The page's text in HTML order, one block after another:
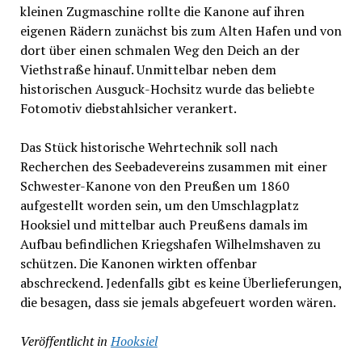
kleinen Zugmaschine rollte die Kanone auf ihren
eigenen Rädern zunächst bis zum Alten Hafen und von
dort über einen schmalen Weg den Deich an der
Viethstraße hinauf. Unmittelbar neben dem
historischen Ausguck-Hochsitz wurde das beliebte
Fotomotiv diebstahlsicher verankert.
Das Stück historische Wehrtechnik soll nach
Recherchen des Seebadevereins zusammen mit einer
Schwester-Kanone von den Preußen um 1860
aufgestellt worden sein, um den Umschlagplatz
Hooksiel und mittelbar auch Preußens damals im
Aufbau befindlichen Kriegshafen Wilhelmshaven zu
schützen. Die Kanonen wirkten offenbar
abschreckend. Jedenfalls gibt es keine Überlieferungen,
die besagen, dass sie jemals abgefeuert worden wären.
Veröffentlicht in Hooksiel